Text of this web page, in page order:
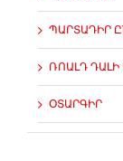
ՊԱՐՏԱԴԻՐ
ՌՈԱԼԴ
ՕՏԱՐԳԻՐ